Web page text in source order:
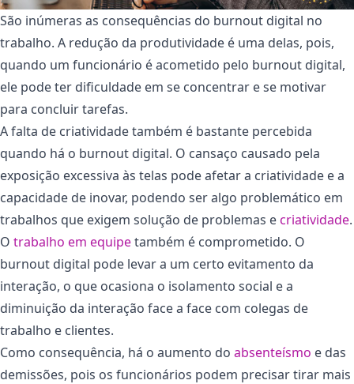
São inúmeras as consequências do burnout digital no
trabalho. A redução da produtividade é uma delas, pois,
quando um funcionário é acometido pelo burnout digital,
ele pode ter dificuldade em se concentrar e se motivar
para concluir tarefas.
A falta de criatividade também é bastante percebida
quando há o burnout digital. O cansaço causado pela
exposição excessiva às telas pode afetar a criatividade e a
capacidade de inovar, podendo ser algo problemático em
trabalhos que exigem solução de problemas ecriatividade.
O trabalho em equipetambém é comprometido. O
burnout digital pode levar a um certo evitamento da
interação, o que ocasiona o isolamento social e a
diminuição da interação face a face com colegas de
trabalho e clientes.
Como consequência, há o aumento do absenteísmo e das
demissões, pois os funcionários podem precisar tirar mais